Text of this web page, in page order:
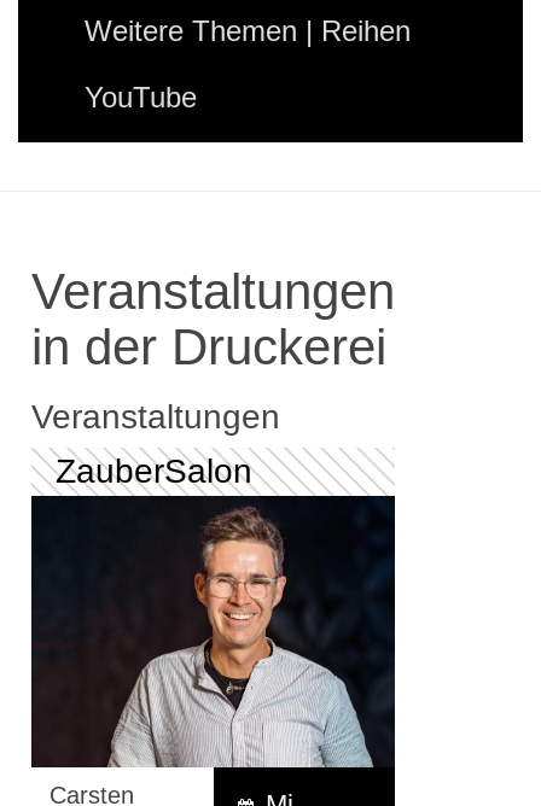
Weitere Themen | Reihen
YouTube
Veranstaltungen
in der Druckerei
Veranstaltungen
ZauberSalon
Carsten